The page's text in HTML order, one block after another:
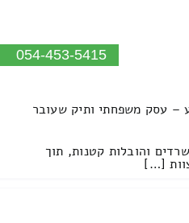
054-453-5415
– עסק משפחתי ותיק שעובר
והובלות קטנות, תוך
[…]